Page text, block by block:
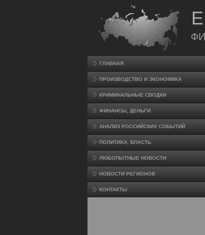
ГЛАВНАЯ
ПРОИЗВΟДСТВО И ЭКОНОМИКА
КРИМИНАЛЬНЫЕ СВОДКИ
ФИНАНСЫ, ДЕНЬГИ
АНАЛИЗ РОССИЙСКИХ СОБЫТИЙ
ПОЛИТИКА, ВЛАСТЬ
ЛЮБОПЫТНЫЕ НОВОСТИ
НОВОСТИ РЕГИОНОВ
КОНТАКТЫ